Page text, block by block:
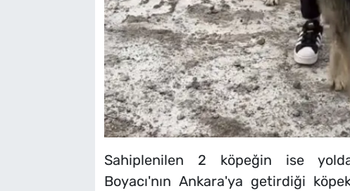
Sahiplenilen 2 köpeğin ise
Boyacı'nın Ankara'ya getirdiği